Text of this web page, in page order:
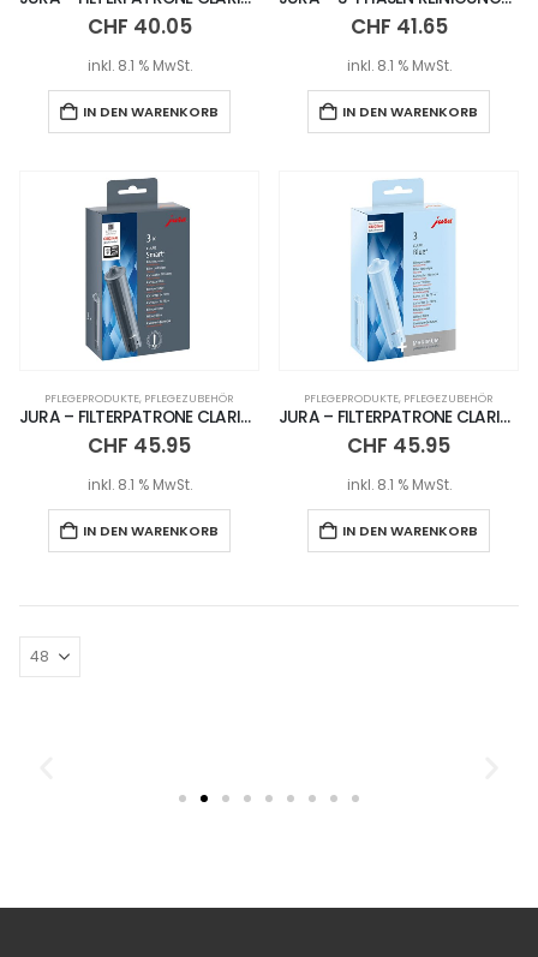
CHF 40.05
inkl. 8.1 % MwSt.
IN DEN WARENKORB
CHF 41.65
inkl. 8.1 % MwSt.
IN DEN WARENKORB
PFLEGEPRODUKTE, PFLEGEZUBEHÖR
JURA – FILTERPATRONE CLARIS SMART+ / 3ER SET
CHF 45.95
inkl. 8.1 % MwSt.
IN DEN WARENKORB
PFLEGEPRODUKTE, PFLEGEZUBEHÖR
JURA – FILTERPATRONE CLARIS BLUE+ / 3ER SET
CHF 45.95
inkl. 8.1 % MwSt.
IN DEN WARENKORB